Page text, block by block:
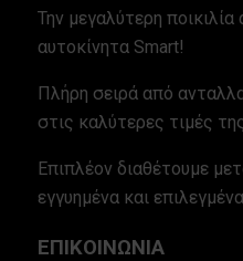
Την μεγαλύτερη
αυτοκίνητα Smart!
Πλήρη σειρά από
στις καλύτερες τιμές
Επιπλέον διαθέτουμε
εγγυημένα και
ΕΠΙΚΟΙΝΩΝΙΑ